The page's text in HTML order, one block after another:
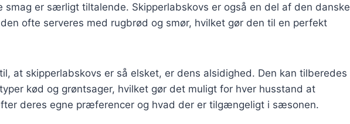
smag er særligt tiltalende. Skipperlabskovs er også en del af den danske
ofte serveres med rugbrød og smør, hvilket gør den til en perfekt
at skipperlabskovs er så elsket, er dens alsidighed. Den kan tilberedes
kød og grøntsager, hvilket gør det muligt for hver husstand at
deres egne præferencer og hvad der er tilgængeligt i sæsonen.